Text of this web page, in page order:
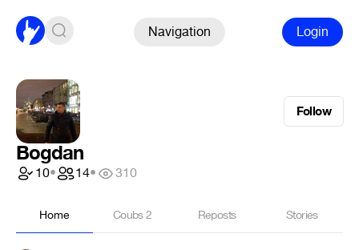
Navigation Login
Follow
Bogdan
10• 14• 310
Home Coubs2 Reposts Stories